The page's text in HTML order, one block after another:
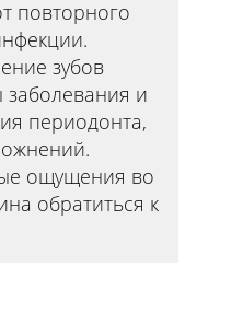
повторного
зубов
и
периодонта,
ощущения во
обратиться к